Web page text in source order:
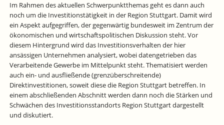
Im Rahmen des aktuellen Schwerpunktthemas geht es dann auch
noch um die Investitionstätigkeit in der Region Stuttgart. Damit wird
ein Aspekt aufgegriffen, der gegenwärtig bundesweit im Zentrum der
ökonomischen und wirtschaftspolitischen Diskussion steht. Vor
diesem Hintergrund wird das Investitionsverhalten der hier
ansässigen Unternehmen analysiert, wobei datengetrieben das
Verarbeitende Gewerbe im Mittelpunkt steht. Thematisiert werden
auch ein- und ausfließende (grenzüberschreitende)
Direktinvestitionen, soweit diese die Region Stuttgart betreffen. In
einem abschließenden Abschnitt werden dann noch die Stärken und
Schwächen des Investitionsstandorts Region Stuttgart dargestellt
und diskutiert.